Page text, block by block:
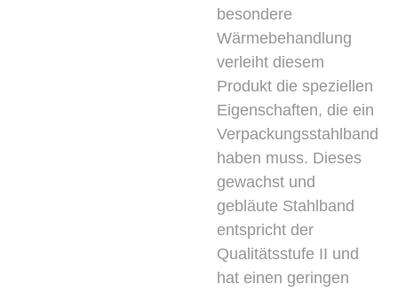
besondere
Wärmebehandlung
verleiht diesem
Produkt die speziellen
Eigenschaften, die ein
Verpackungsstahlband
haben muss. Dieses
gewachst und
gebläute Stahlband
entspricht der
Qualitätsstufe II und
hat einen geringen